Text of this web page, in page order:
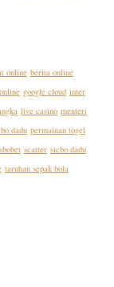
online berita online
google cloud inter
live casino menteri
dadu permainan togel
sbobet scatter sicbo dadu
taruhan sepak bola